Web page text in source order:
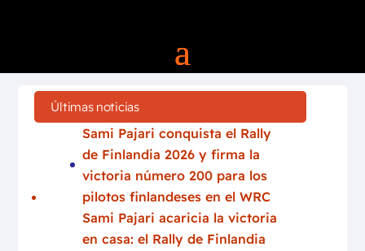
Últimas noticias
Sami Pajari conquista el Rally
de Finlandia 2026 y firma la
victoria número 200 para los
pilotos finlandeses en el WRC
Sami Pajari acaricia la victoria
en casa: el Rally de Finlandia